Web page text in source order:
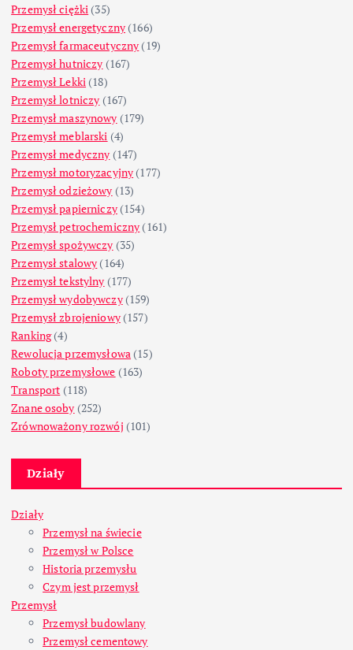
Przemysł ciężki (35)
Przemysł energetyczny (166)
Przemysł farmaceutyczny (19)
Przemysł hutniczy (167)
Przemysł Lekki (18)
Przemysł lotniczy (167)
Przemysł maszynowy (179)
Przemysł meblarski (4)
Przemysł medyczny (147)
Przemysł motoryzacyjny (177)
Przemysł odzieżowy (13)
Przemysł papierniczy(154)
Przemysł petrochemiczny (161)
Przemysł spożywczy (35)
Przemysł stalowy (164)
Przemysł tekstylny (177)
Przemysł wydobywczy(159)
Przemysł zbrojeniowy(157)
Ranking(4)
Rewolucja przemysłowa (15)
Roboty przemysłowe (163)
Transport (118)
Znane osoby (252)
Zrównoważony rozwój (101)
Działy
Działy
Przemysł na świecie
Przemysł w Polsce
Historia przemysłu
Czym jest przemysł
Przemysł
Przemysł budowlany
Przemysł cementowy